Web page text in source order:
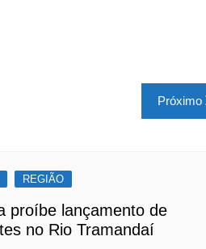
Próximo
REGIÃO
proíbe lançamento de
no Rio Tramandaí